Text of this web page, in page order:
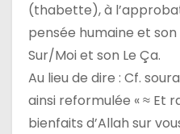
(thabette), à
pensée humaine et son
Sur/Moi et son Le Ça.
Au lieu de dire : Cf.
ainsi reformulée « ≈ Et
bienfaits d’Allah sur